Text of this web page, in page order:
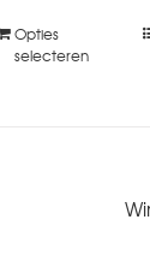
Opties
selecteren